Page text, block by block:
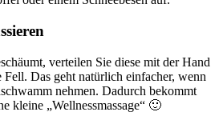
verteilen Sie diese mit der Hand
Das geht natürlich einfacher, wenn
nehmen. Dadurch bekommt
kleine „Wellnessmassage“ 🙂